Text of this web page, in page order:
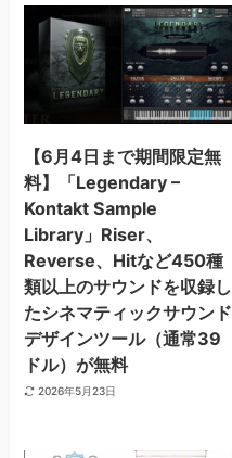
【6月4日まで期間限定無
料】「Legendary –
Kontakt Sample
Library」Riser、
Reverse、Hitなど450種
類以上のサウンドを収録し
たシネマティックサウンド
デザインツール（通常39
ドル）が無料
2026年5月23日